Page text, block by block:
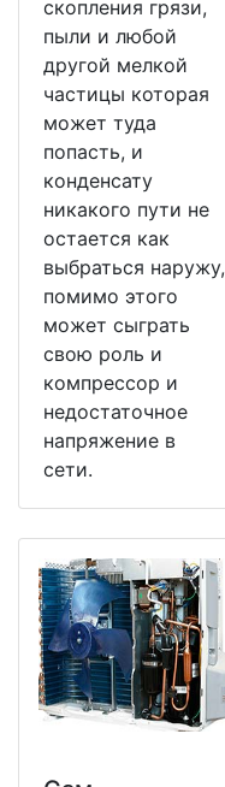
скопления грязи,
пыли и любой
другой мелкой
частицы которая
может туда
попасть, и
конденсату
никакого пути не
остается как
выбраться наружу,
помимо этого
может сыграть
свою роль и
компрессор и
недостаточное
напряжение в
сети.